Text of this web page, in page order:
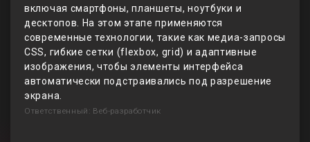
включая смартфоны, планшеты, ноутбуки и
десктопов. На этом этапе применяются
современные технологии, такие как медиа-запросы
CSS, гибкие сетки (flexbox, grid) и адаптивные
изображения, чтобы элементы интерфейса
автоматически подстраивались под разрешение
экрана.
Ответственный: Веб-разработчик